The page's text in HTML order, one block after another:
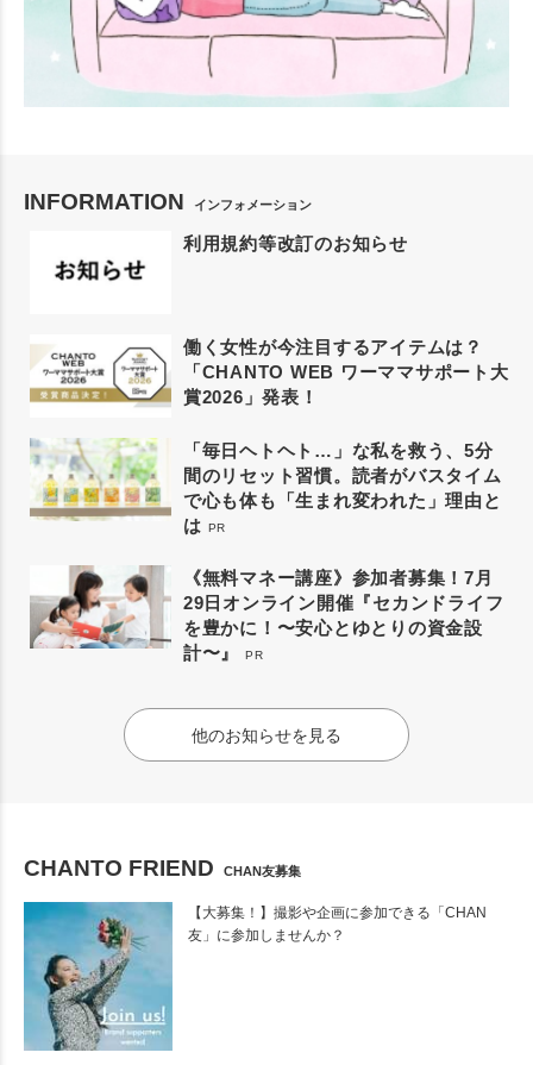
INFORMATION インフォメーション
利用規約等改訂のお知らせ
働く女性が今注目するアイテムは？
「CHANTO WEB ワーママサポート大
賞2026」発表！
「毎日ヘトヘト…」な私を救う、5分
間のリセット習慣。読者がバスタイム
で心も体も「生まれ変われた」理由と
は PR
《無料マネー講座》参加者募集！7月
29日オンライン開催『セカンドライフ
を豊かに！〜安心とゆとりの資金設
計〜』
PR
他のお知らせを見る
CHANTO FRIEND CHAN友募集
【大募集！】撮影や企画に参加できる「CHAN
友」に参加しませんか？